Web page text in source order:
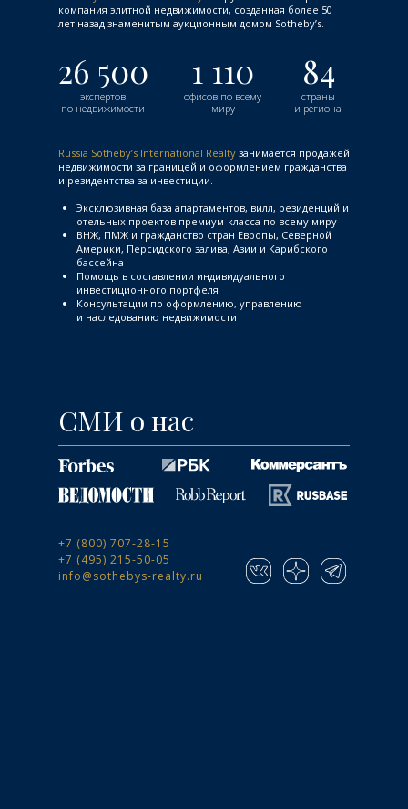
компания элитной недвижимости, созданная более 50
лет назад знаменитым аукционным домом Sotheby’s.
26 500
экспертов
по недвижимости
1 110
офисов по всему
миру
84
страны
и региона
Russia Sotheby’s International Realty занимается продажей
недвижимости за границей и оформлением гражданства
и резидентства за инвестиции.
Эксклюзивная база апартаментов, вилл, резиденций и
отельных проектов премиум-класса по всему миру
ВНЖ, ПМЖ и гражданство стран Европы, Северной
Америки, Персидского залива, Азии и Карибского
бассейна
Помощь в составлении индивидуального
инвестиционного портфеля
Консультации по оформлению, управлению
и наследованию недвижимости
+7 (800) 707-28-15
+7 (495) 215-50-05
info@sothebys-realty.ru
СМИ о нас